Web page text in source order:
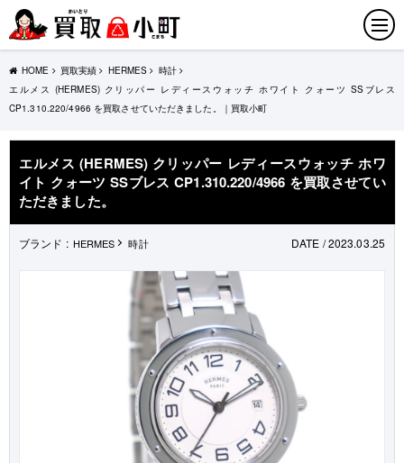
HOME 買取実績 HERMES
時計
エルメス (HERMES) クリッパー レディースウォッチ ホワイト クォーツ SSブレス
CP1.310.220/4966 を買取させていただきました。｜買取小町
エルメス (HERMES) クリッパー レディースウォッチ ホワ
イト クォーツ SSブレス CP1.310.220/4966 を買取させてい
ただきました。
ブランド : HERMES 時計 DATE / 2023.03.25